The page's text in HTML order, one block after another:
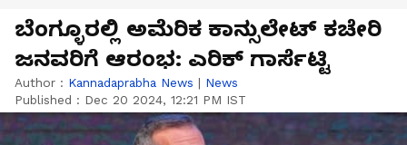
ಬೆಂಗ್ಳೂರಲ್ಲಿ ಅಮೆರಿಕ ಕಾನ್ಸುಲೇಟ್ ಕಚೇರಿ
ಜನವರಿಗೆ ಆರಂಭ: ಎರಿಕ್‌ ಗಾರ್ಸೆಟ್ಟಿ
Author : Kannadaprabha News | News
Published : Dec 20 2024, 12:21 PM IST